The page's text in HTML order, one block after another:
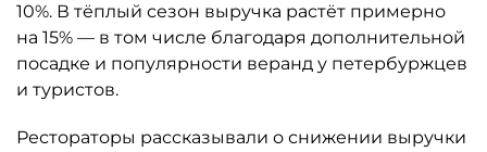
10%. В тёплый сезон выручка растёт примерно
на 15% — в том числе благодаря дополнительной
посадке и популярности веранд у петербуржцев
и туристов.
Рестораторы рассказывали о снижении выручки